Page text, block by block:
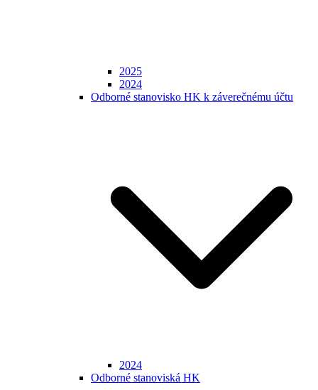
2025
2024
Odborné stanovisko HK k záverečnému účtu
2024
Odborné stanoviská HK